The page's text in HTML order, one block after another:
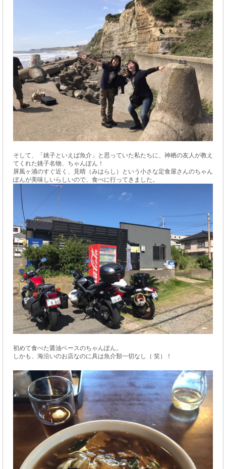
そして、「銚子といえば魚介」と思っていた私たちに、神栖の友人が教え
てくれた銚子名物、ちゃんぽん！
屏風ヶ浦のすぐ近く、見晴（みはらし）という小さな定食屋さんのちゃん
ぽんが美味しいらしいので、食べに行ってきました。
初めて食べた醤油ベースのちゃんぽん。
しかも、海沿いのお店なのに具は魚介類一切なし（ 笑）！